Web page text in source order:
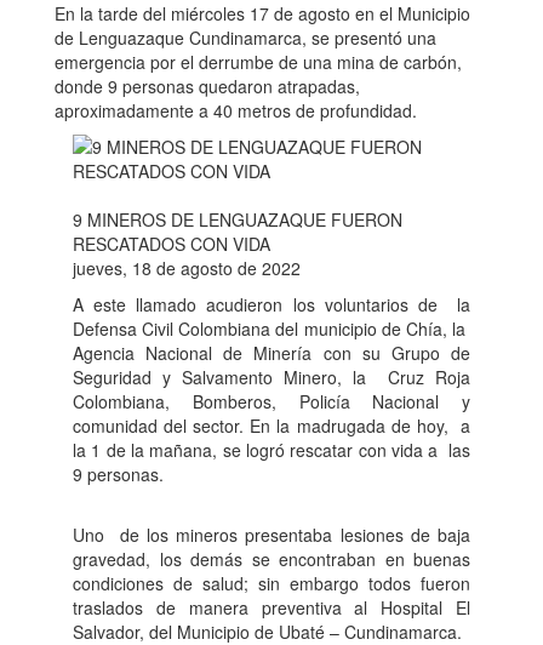
En la tarde del miércoles 17 de agosto en el Municipio
de Lenguazaque Cundinamarca, se presentó una
emergencia por el derrumbe de una mina de carbón,
donde 9 personas quedaron atrapadas,
aproximadamente a 40 metros de profundidad.
9 MINEROS DE LENGUAZAQUE FUERON
RESCATADOS CON VIDA
jueves, 18 de agosto de 2022
A este llamado acudieron los voluntarios de
la
Defensa Civil Colombiana del municipio de Chía, la
Agencia Nacional de Minería con su Grupo de
Seguridad y Salvamento Minero, la
Cruz Roja
Colombiana, Bomberos, Policía Nacional y
comunidad del sector. En la madrugada de hoy, a
la 1 de la mañana, se logró rescatar con vida a las
9 personas.
Uno
de los mineros presentaba lesiones de baja
gravedad, los demás se encontraban en buenas
condiciones de salud; sin embargo todos fueron
traslados de manera preventiva al Hospital El
Salvador, del Municipio de Ubaté – Cundinamarca.